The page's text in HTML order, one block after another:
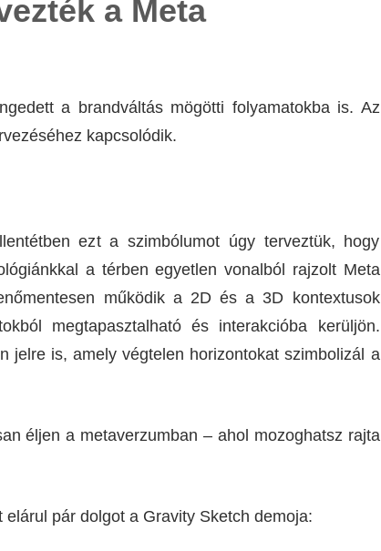
a Meta
a brandváltás mögötti folyamatokba is. Az
kapcsolódik.
ezt a szimbólumot úgy terveztük, hogy
a térben egyetlen vonalból rajzolt Meta
működik a 2D és a 3D kontextusok
megtapasztalható és interakcióba kerüljön.
jelre is, amely végtelen horizontokat szimbolizál a
éljen a metaverzumban – ahol mozoghatsz rajta
pár dolgot a Gravity Sketch demoja: